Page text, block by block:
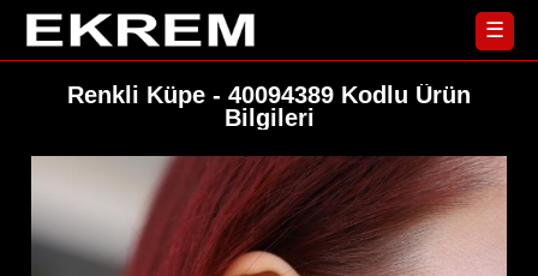
☰
Ana
Sayfa
Yüzük
Renkli Küpe - 40094389 Kodlu Ürün
Bilgileri